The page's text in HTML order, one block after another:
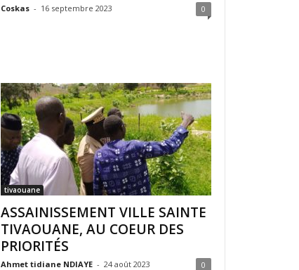
Coskas - 16 septembre 2023 0
tivaouane
ASSAINISSEMENT VILLE SAINTE
TIVAOUANE, AU COEUR DES
PRIORITÉS
Ahmet tidiane NDIAYE - 24 août 2023 0